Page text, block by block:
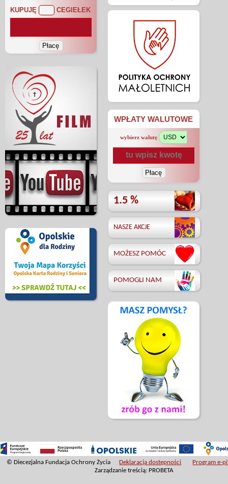
KUPUJĘ CEGIEŁEK
WPŁATY WALUTOWE
wybierz walutę
1.5 %
NASZE AKCJE
MOŻESZ POMÓC
POMOGLI NAM
© Diecezjalna Fundacja Ochrony Życia Deklaracja dostępności
Program e-
Zarządzanie treścią: PROBETA